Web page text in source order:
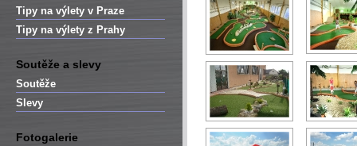
Tipy na výlety v Praze
Tipy na výlety z Prahy
Soutěže a slevy
Soutěže
Slevy
Fotogalerie